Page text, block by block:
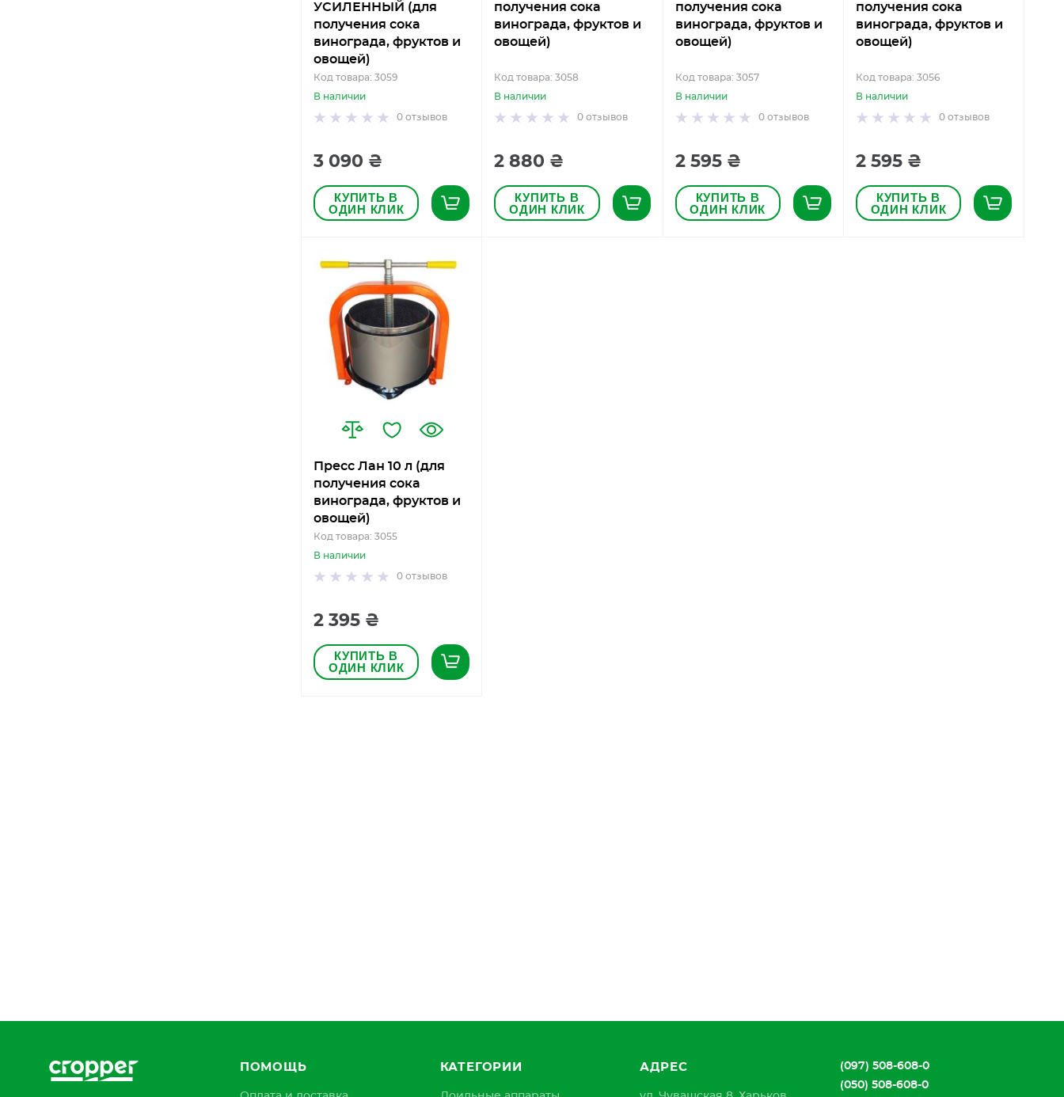
УСИЛЕННЫЙ (для
получения сока
винограда, фруктов и
овощей)
Код товара: 3059
В наличии
0 отзывов
3 090 ₴
КУПИТЬ В
ОДИН КЛИК
получения сока
винограда, фруктов и
овощей)
Код товара: 3058
В наличии
0отзывов
2 880 ₴
КУПИТЬ В
ОДИН КЛИК
получения сока
винограда, фруктов и
овощей)
Код товара: 3057
В наличии
0 отзывов
2 595 ₴
КУПИТЬ В
ОДИН КЛИК
получения сока
винограда, фруктов и
овощей)
Код товара: 3056
В наличии
0 отзывов
2 595 ₴
КУПИТЬ В
ОДИН КЛИК
Пресс Лан 10 л (для
получения сока
винограда, фруктов и
овощей)
Код товара: 3055
В наличии
0 отзывов
2 395 ₴
КУПИТЬ В
ОДИН КЛИК
ПОМОЩЬ КАТЕГОРИИ АДРЕС
(097) 508-608-0
(050) 508-608-0